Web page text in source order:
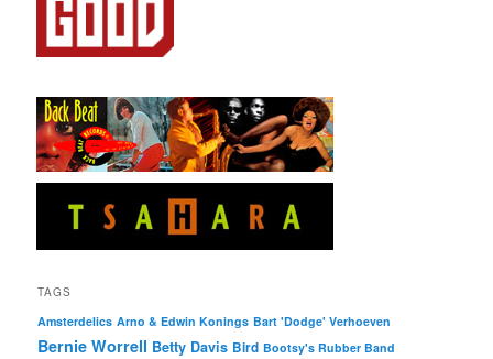
TAGS
Amsterdelics Arno & Edwin Konings Bart 'Dodge' Verhoeven
Bernie Worrell Betty Davis Bird Bootsy's Rubber Band